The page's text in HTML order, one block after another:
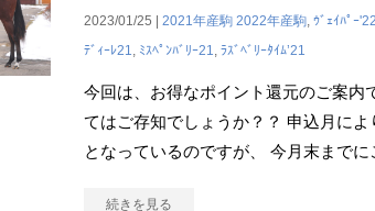
2023/01/25 | 2021年産駒 2022年産駒, ｳﾞｪｲﾊﾟｰ'22
ﾃﾞｨｰﾚ21, ﾐｽﾍﾟﾝﾊﾞﾘｰ21, ﾗｽﾞﾍﾞﾘｰﾀｲﾑ’21
今回は、お得なポイント還元のご案内
てはご存知でしょうか？？ 申込月に
となっているのですが、 今月末までに
続きを見る